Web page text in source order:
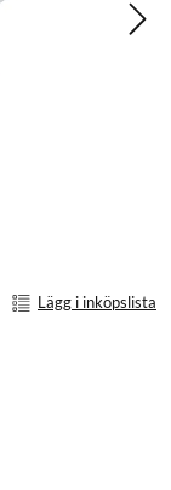
Lägg i inköpslista